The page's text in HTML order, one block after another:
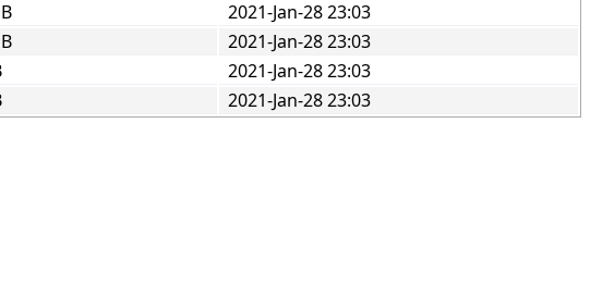
2021-Jan-28 23:03
2021-Jan-28 23:03
2021-Jan-28 23:03
2021-Jan-28 23:03